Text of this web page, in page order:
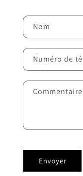
Nom
Numéro de
Commentaire
Envoyer